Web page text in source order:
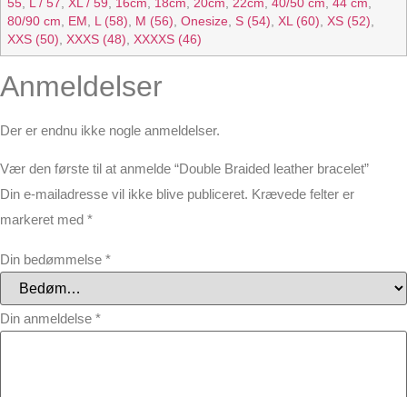
55, L / 57, XL / 59, 16cm, 18cm, 20cm, 22cm, 40/50 cm, 44 cm,
80/90 cm, EM , L (58), M (56), Onesize, S (54), XL (60), XS (52),
XXS (50), XXXS (48), XXXXS (46)
Anmeldelser
Der er endnu ikke nogle anmeldelser.
Vær den første til at anmelde “Double Braided leather bracelet”
Din e-mailadresse vil ikke blive publiceret. Krævede felter er
markeret med *
Din bedømmelse *
Din anmeldelse *